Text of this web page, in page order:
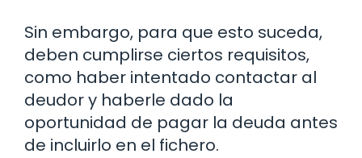
Sin embargo, para que esto suceda,
deben cumplirse ciertos requisitos,
como haber intentado contactar al
deudor y haberle dado la
oportunidad de pagar la deuda antes
de incluirlo en el fichero.